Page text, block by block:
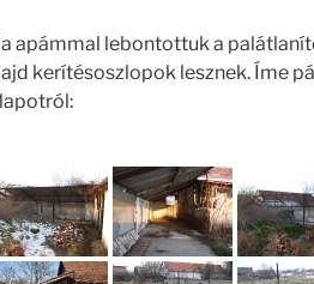
apámmal lebontottuk a
kerítésoszlopok lesznek. Íme